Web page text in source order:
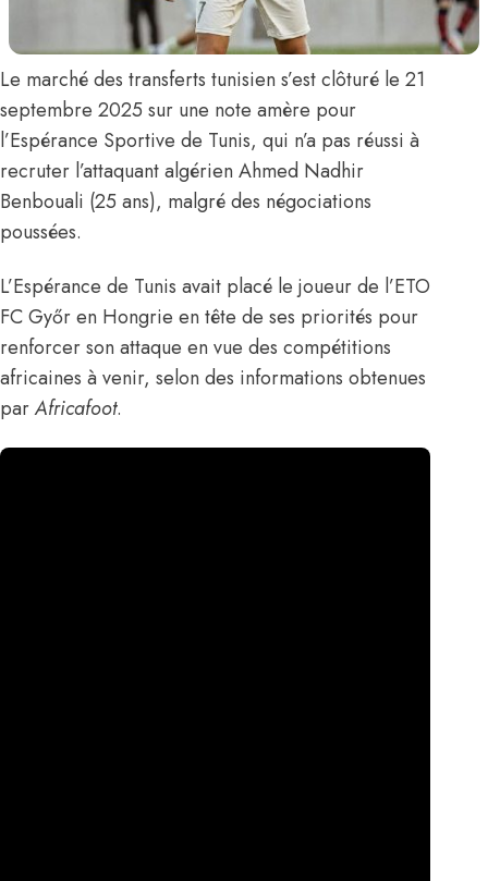
Le marché des transferts tunisien s’est clôturé le 21
septembre 2025 sur une note amère pour
l’Espérance Sportive de Tunis, qui n’a pas réussi à
recruter l’attaquant algérien Ahmed Nadhir
Benbouali (25 ans), malgré des négociations
poussées.
L’Espérance de Tunis avait placé le joueur de l’ETO
FC Győr en Hongrie en tête de ses priorités pour
renforcer son attaque en vue des compétitions
africaines à venir, selon des informations obtenues
parAfricafoot.